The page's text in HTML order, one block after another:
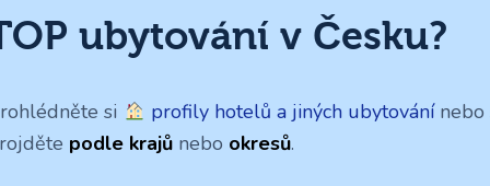
ubytování v Česku?
si profily hotelů a jiných ubytovánínebo
podle krajů nebo okresů.